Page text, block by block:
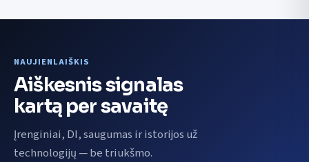
NAUJIENLAIŠKIS
Aiškesnis signalas
kartą per savaitę
Įrenginiai, DI, saugumas ir istorijos už
technologijų — be triukšmo.